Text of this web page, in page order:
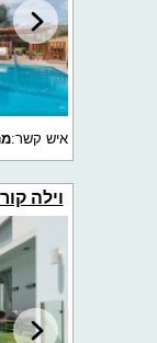
איש קשר:
וילה